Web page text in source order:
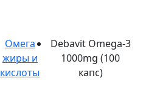
Омега
жиры и
кислоты
Debavit Omega-3
1000mg (100
капс)